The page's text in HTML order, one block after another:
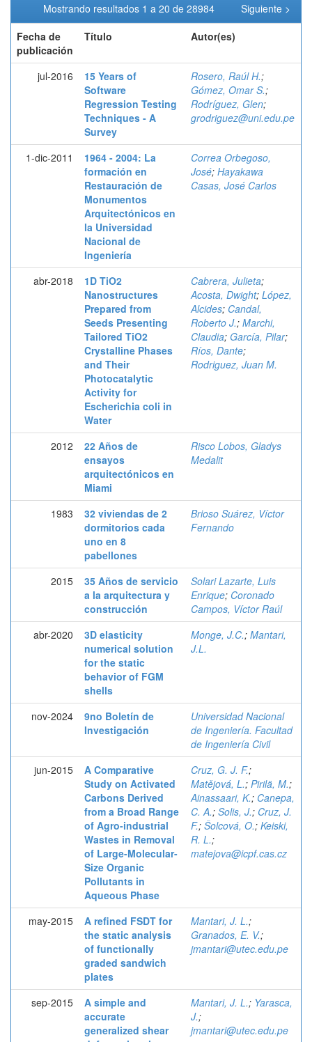
Mostrando resultados 1 a 20 de 28984
Siguiente >
Fecha de
publicación
Título Autor(es)
jul-2016
15 Years of
Software
Regression Testing
Techniques - A
Survey
Rosero, Raúl H.;
Gómez, Omar S.;
Rodríguez, Glen;
grodriguez@uni.edu.pe
1-dic-2011
1964 - 2004: La
formación en
Restauración de
Monumentos
Arquitectónicos en
la Universidad
Nacional de
Ingeniería
Correa Orbegoso,
José; Hayakawa
Casas, José Carlos
abr-2018
1D TiO2
Nanostructures
Prepared from
Seeds Presenting
Tailored TiO2
Crystalline Phases
and Their
Photocatalytic
Activity for
Escherichia coli in
Water
Cabrera, Julieta;
Acosta, Dwight; López,
Alcides; Candal,
Roberto J.; Marchi,
Claudia; García, Pilar;
Ríos, Dante;
Rodriguez, Juan M.
2012
22 Años de
ensayos
arquitectónicos en
Miami
Risco Lobos, Gladys
Medalit
1983
32 viviendas de 2
dormitorios cada
uno en 8
pabellones
Brioso Suárez, Víctor
Fernando
2015
35 Años de servicio
a la arquitectura y
construcción
Solari Lazarte, Luis
Enrique; Coronado
Campos, Víctor Raúl
abr-2020
3D elasticity
numerical solution
for the static
behavior of FGM
shells
Monge, J.C.; Mantari,
J.L.
nov-2024
9no Boletín de
Investigación
Universidad Nacional
de Ingeniería. Facultad
de Ingeniería Civil
jun-2015
A Comparative
Study on Activated
Carbons Derived
from a Broad Range
of Agro-industrial
Wastes in Removal
of Large-Molecular-
Size Organic
Pollutants in
Aqueous Phase
Cruz, G. J. F.;
Matějová, L.; Pirilä, M.;
Ainassaari, K.; Canepa,
C. A.; Solis, J.; Cruz, J.
F.; Šolcová, O.; Keiski,
R. L.;
matejova@icpf.cas.cz
may-2015
A refined FSDT for
the static analysis
of functionally
graded sandwich
plates
Mantari, J. L.;
Granados, E. V.;
jmantari@utec.edu.pe
sep-2015
A simple and
accurate
generalized shear
Mantari, J. L.; Yarasca,
J.;
jmantari@utec.edu.pe